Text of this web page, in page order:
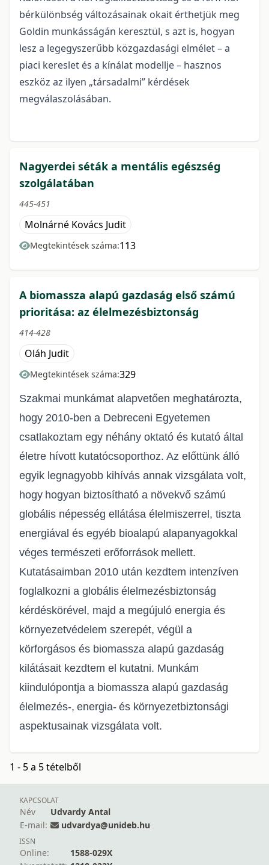
bérkülönbség változásainak okait érthetjük meg
Goldin munkásságán keresztül, s azt is, hogyan
lesz a legegyszerűbb közgazdasági elmélet – a
piaci kereslet és a kínálat modellje – hasznos
eszköz az ilyen „társadalmi” kérdések
megválaszolásában.
Nagyerdei séták a mentális egészség
szolgálatában
445-451
Molnárné Kovács Judit
Megtekintések száma:113
A biomassza alapú gazdaság első számú
prioritása: az élelmezésbiztonság
414-428
Oláh Judit
Megtekintések száma:329
Szakmai munkámat alapvetően meghatározta,
hogy 2010-ben a Debreceni Egyetemen
csatlakoztam egy néhány oktató és kutató által
életre hívott kutatócsoporthoz. Az előttünk álló
egyik legnagyobb kihívás annak vizsgálata volt,
hogy hogyan biztosítható a növekvő számú
globális népesség ellátása élelmiszerrel, tiszta
energiával és egyéb bioalapú alapanyagokkal
véges természeti erőforrások mellett.
Kutatásaimban 2010 után kezdtem intenzíven
foglalkozni a globálisélelmezésbiztonság
kérdéskörével, majd a megújuló energia és
környezetvédelem szerepét, végül a
körforgásos és biomassza alapú gazdaság
kilátásait kezdtem el kutatni. Munkám
kiindulópontja a biomassza alapú gazdaság
élelmezés-, energia-és környezetbiztonsági
aspektusainak vizsgálata volt.
1 - 5 a 5 tételből
KAPCSOLAT
Név
Udvardy Antal
E-mail:
udvardya@unideb.hu
ISSN
Online:
1588-029X